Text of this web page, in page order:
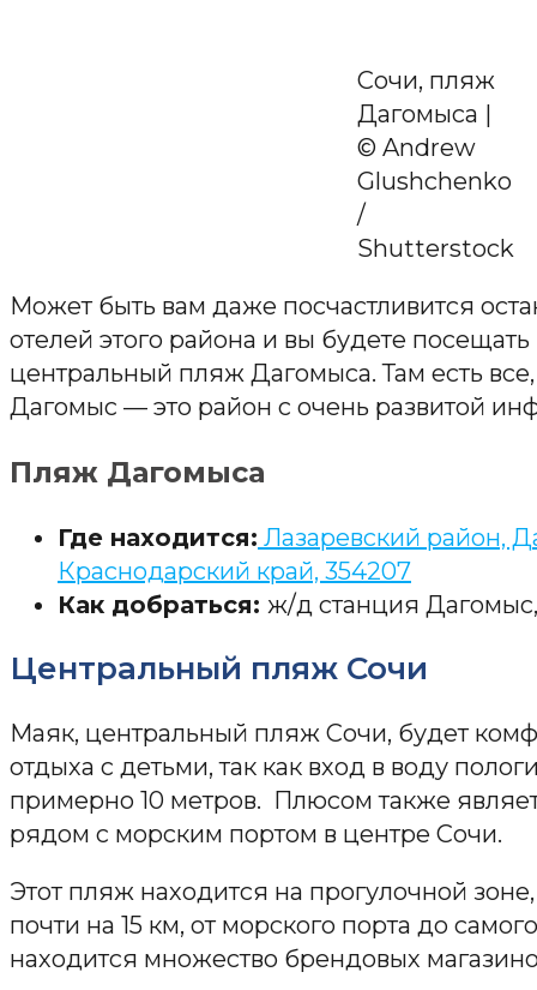
Сочи, пляж
Дагомыса |
© Andrew
Glushchenko
/
Shutterstock
Может быть вам даже посчастливится
отелей этого района и вы будете
центральный пляж Дагомыса. Там есть
Дагомыс — это район с очень развитой
Пляж Дагомыса
Где находится: Лазаревский район,
Краснодарский край, 354207
Как добраться: ж/д станция Дагомыс,
Центральный пляж Сочи
Маяк, центральный пляж Сочи, будет
отдыха с детьми, так как вход в воду
примерно 10 метров. Плюсом также
рядом с морским портом в центре Сочи.
Этот пляж находится на прогулочной
почти на 15 км, от морского порта до
находится множество брендовых